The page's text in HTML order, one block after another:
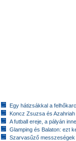
Egy hátizsákkal a
Koncz Zsuzsa és
A futball ereje, a pályán
Glamping és Balaton: ezt
Szarvasűző messzeségek